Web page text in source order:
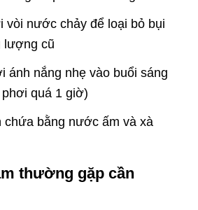
vòi nước chảy để loại bỏ bụi
lượng cũ
ánh nắng nhẹ vào buổi sáng
quá 1 giờ)
chứa bằng nước ấm và xà
thường gặp cần